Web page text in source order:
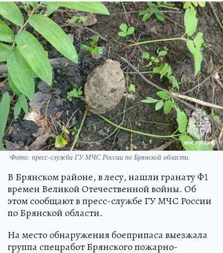
Фото: пресс-служба ГУ МЧС России по Брянской области.
В Брянском районе, в лесу, нашли гранату Ф1
времен Великой Отечественной войны. Об
этом сообщают в пресс-службе ГУ МЧС России
по Брянской области.
На место обнаружения боеприпаса выезжала
группа спецработ Брянского пожарно-